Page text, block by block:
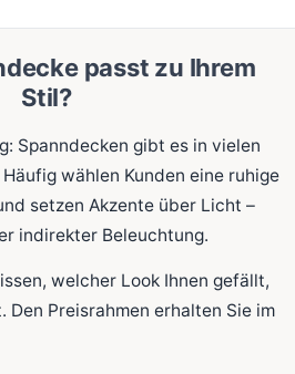
passt zu Ihrem
Stil?
Spanndecken gibt es in vielen
wählen Kunden eine ruhige
setzen Akzente über Licht –
indirekter Beleuchtung.
welcher Look Ihnen gefällt,
Preisrahmen erhalten Sie im